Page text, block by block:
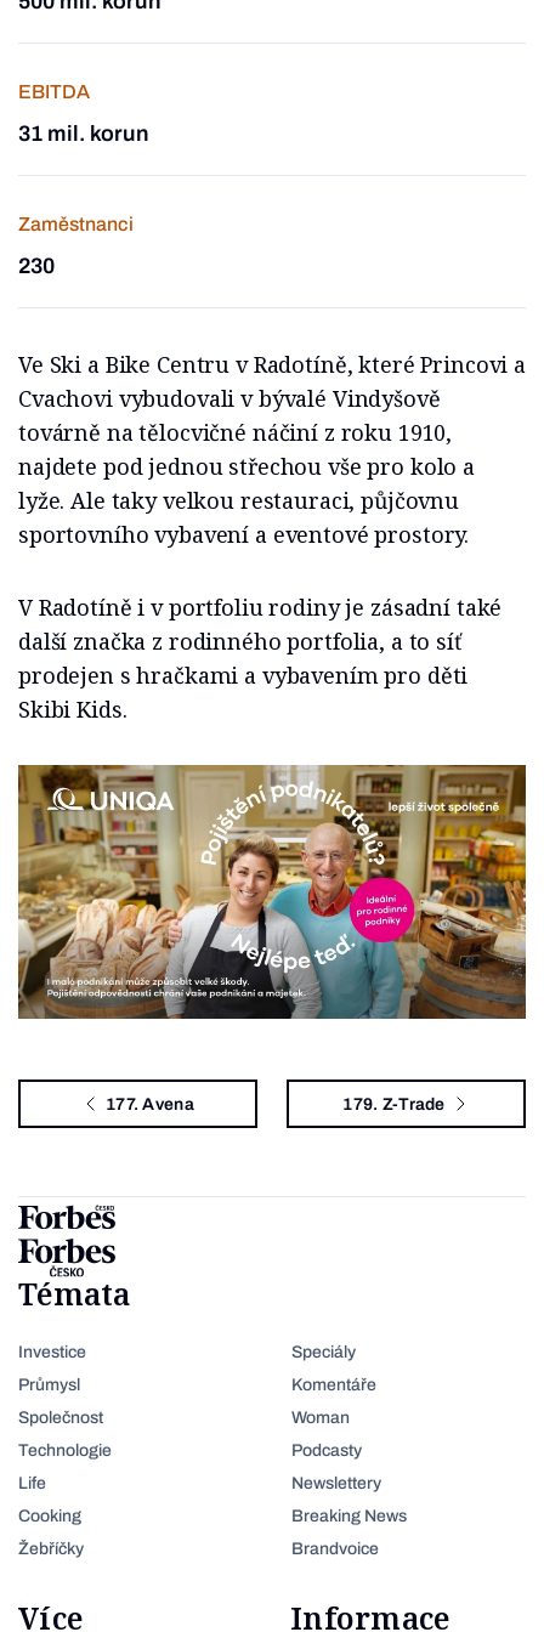
EBITDA
31 mil. korun
Zaměstnanci
230
Ve Ski a Bike Centru v Radotíně, které Princovi a
Cvachovi vybudovali v bývalé Vindyšově
továrně na tělocvičné náčiní z roku 1910,
najdete pod jednou střechou vše pro kolo a
lyže. Ale taky velkou restauraci, půjčovnu
sportovního vybavení a eventové prostory.
V Radotíně i v portfoliu rodiny je zásadní také
další značka z rodinného portfolia, a to síť
prodejen s hračkami a vybavením pro děti
Skibi Kids.
177. Avena 179. Z-Trade
Témata
Investice
Průmysl
Společnost
Technologie
Life
Cooking
Žebříčky
Speciály
Komentáře
Woman
Podcasty
Newslettery
Breaking News
Brandvoice
Více Informace